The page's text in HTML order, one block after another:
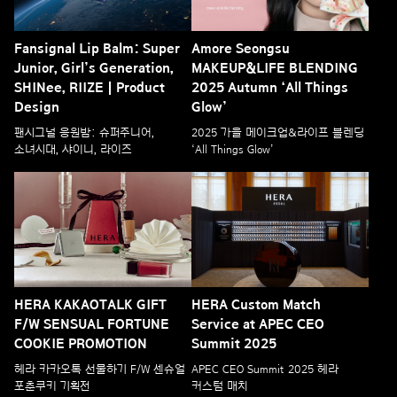
Fansignal Lip Balm: Super
Junior, Girl’s Generation,
SHINee, RIIZE | Product
Design
팬시그널 응원밤: 슈퍼주니어,
소녀시대, 샤이니, 라이즈
Amore Seongsu
MAKEUP&LIFE BLENDING
2025 Autumn ‘All Things
Glow’
2025 가을 메이크업&라이프 블렌딩
‘All Things Glow’
HERA KAKAOTALK GIFT
F/W SENSUAL FORTUNE
COOKIE PROMOTION
헤라 카카오톡 선물하기 F/W 센슈얼
포춘쿠키 기획전
HERA Custom Match
Service at APEC CEO
Summit 2025
APEC CEO Summit 2025 헤라
커스텀 매치